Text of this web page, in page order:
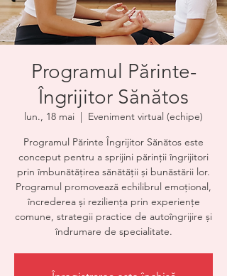
Programul Părinte-
Îngrijitor Sănătos
lun., 18 mai
  |
Eveniment virtual (echipe)
Programul Părinte Îngrijitor Sănătos este
conceput pentru a sprijini părinții îngrijitori
prin îmbunătățirea sănătății și bunăstării lor.
Programul promovează echilibrul emoțional,
încrederea și reziliența prin experiențe
comune, strategii practice de autoîngrijire și
îndrumare de specialitate.